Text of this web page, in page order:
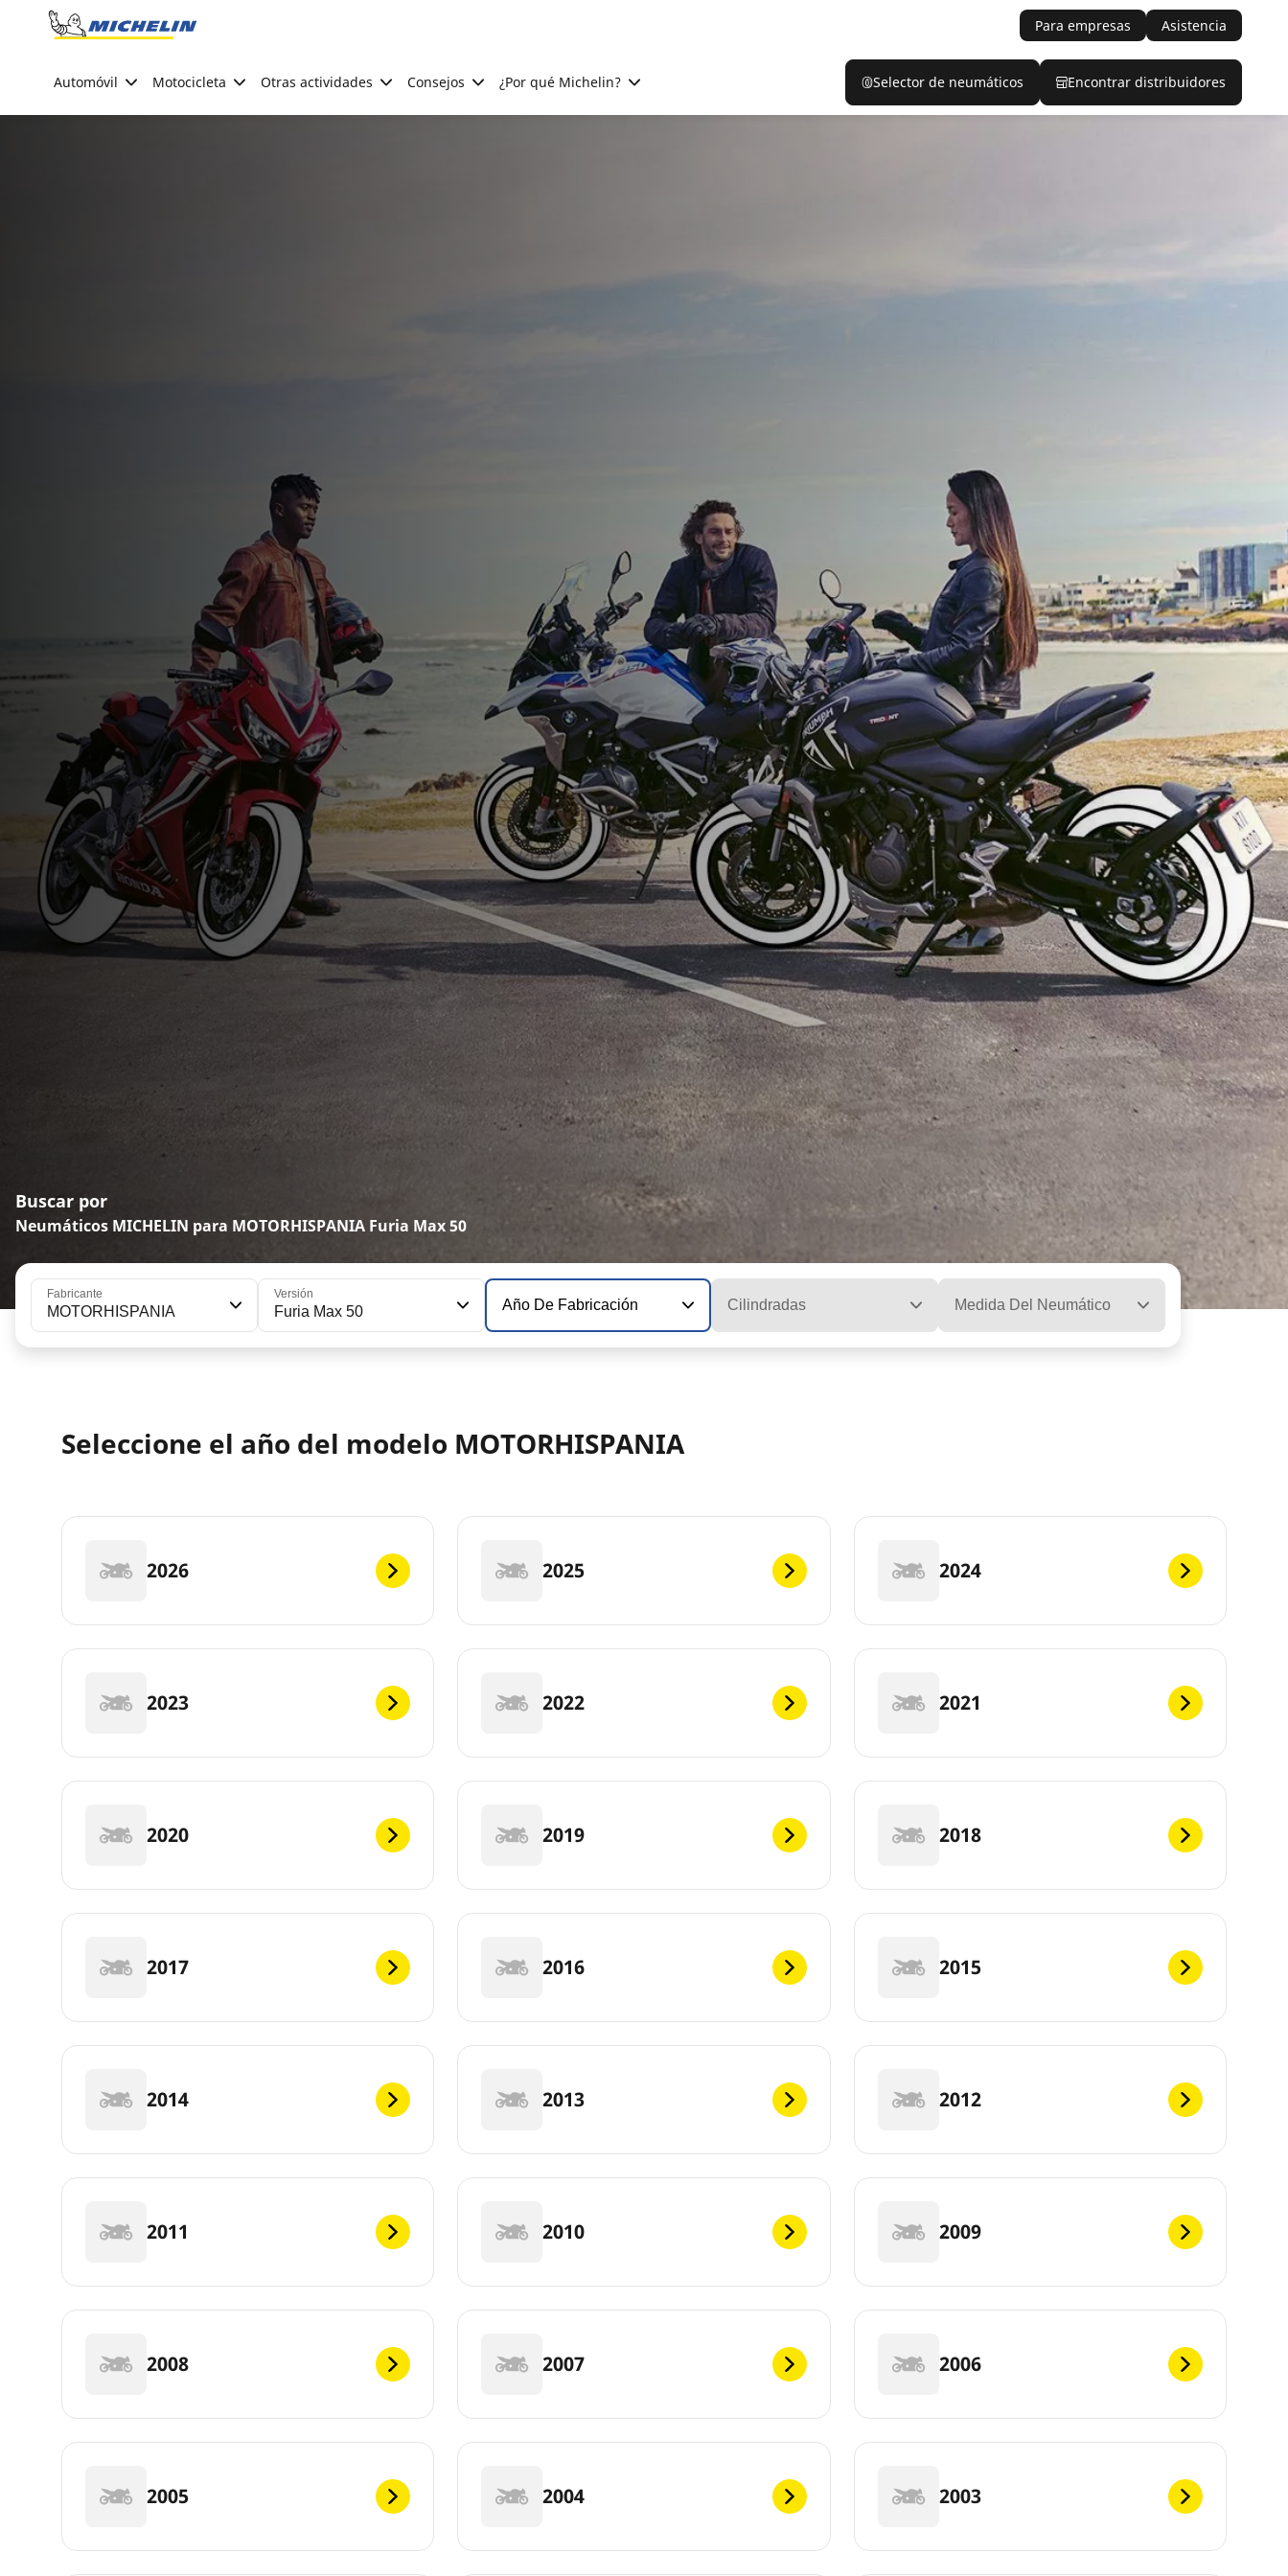
Go to page content
Para empresas Asistencia
Automóvil Motocicleta Otras actividades Consejos ¿Por qué Michelin? Selector de neumáticos Encontrar distribuidores
Buscar por
Neumáticos MICHELIN para MOTORHISPANIA Furia Max 50
Fabricante
MOTORHISPANIA
Versión
Furia Max 50 Año De Fabricación Cilindradas Medida Del Neumático
Seleccione el año del modelo MOTORHISPANIA
2026 2025 2024
2023 2022 2021
2020 2019 2018
2017 2016 2015
2014 2013 2012
2011 2010 2009
2008 2007 2006
2005 2004 2003